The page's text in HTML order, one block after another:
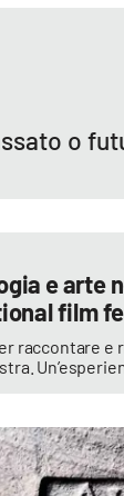
o
e arte
film
raccontare